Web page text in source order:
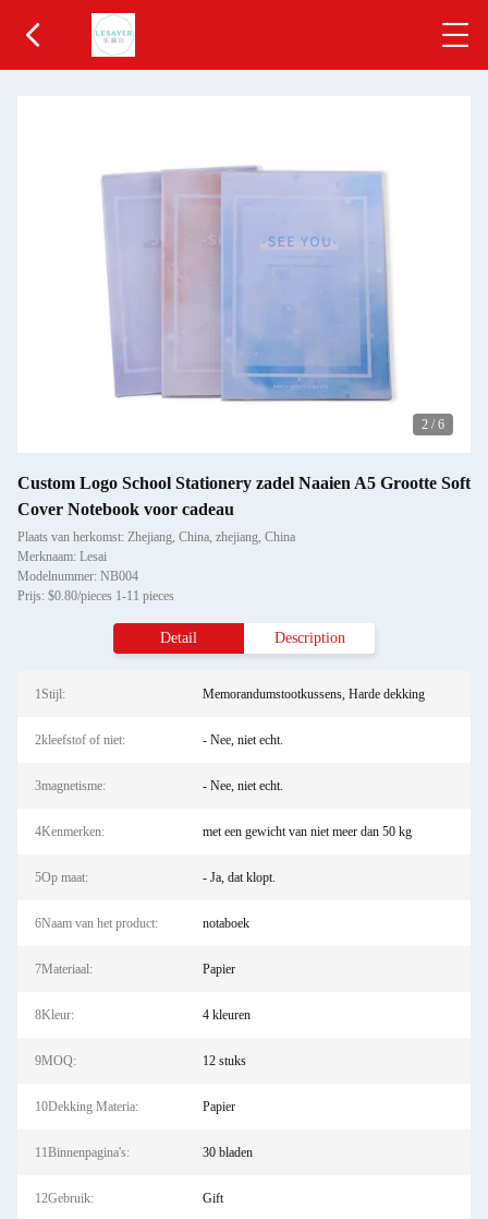
2 / 6
Custom Logo School Stationery zadel Naaien A5 Grootte Soft
Cover Notebook voor cadeau
Plaats van herkomst: Zhejiang, China, zhejiang, China
Merknaam: Lesai
Modelnummer: NB004
Prijs: $0.80/pieces 1-11 pieces
Detail Description
1Stijl: Memorandumstootkussens, Harde dekking
2kleefstof of niet: - Nee, niet echt.
3magnetisme: - Nee, niet echt.
4Kenmerken: met een gewicht van niet meer dan 50 kg
5Op maat: - Ja, dat klopt.
6Naam van het product: notaboek
7Materiaal: Papier
8Kleur: 4 kleuren
9MOQ: 12 stuks
10Dekking Materia: Papier
11Binnenpagina's: 30 bladen
12Gebruik: Gift